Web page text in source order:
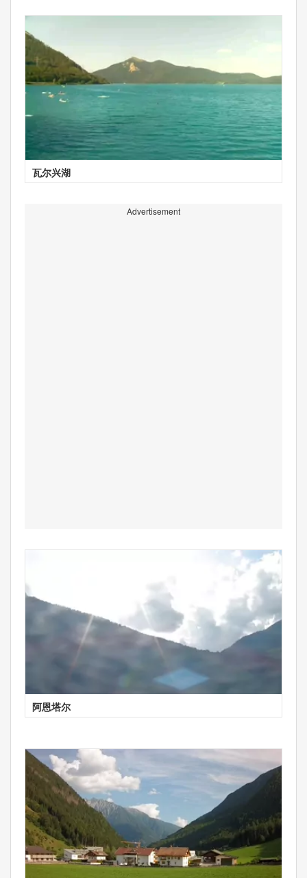
瓦尔兴湖
Advertisement
阿恩塔尔